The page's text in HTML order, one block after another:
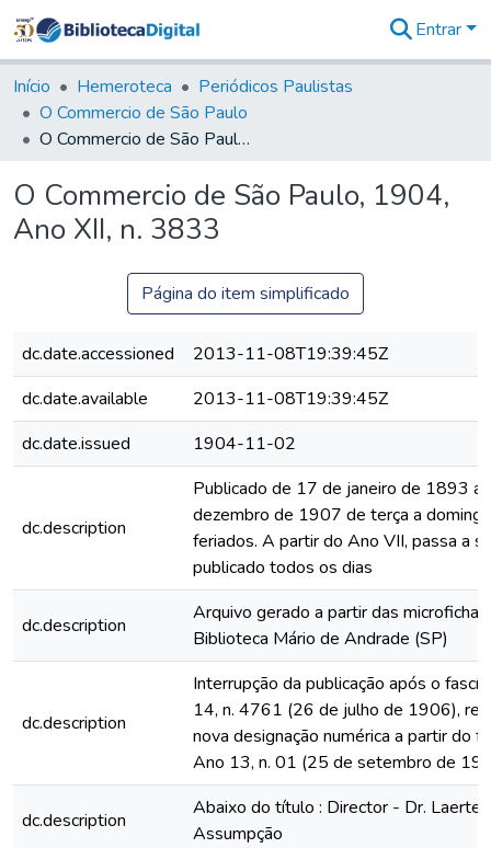
&
Coleções
Tudo na
Biblioteca
Estatísticas
Entrar
Início Hemeroteca
Periódicos Paulistas
O Commercio de São Paulo
O Commercio de São Paulo, 1904, Ano XII, n. 3833
O Commercio de São Paulo, 1904,
Ano XII, n. 3833
Página do item simplificado
dc.date.accessioned
2013-11-08T19:39:45Z
dc.date.available
2013-11-08T19:39:45Z
dc.date.issued
1904-11-02
dc.description
Publicado de 17 de janeiro de 1893 a
dezembro de 1907 de terça a
feriados. A partir do Ano VII, passa a
publicado todos os dias
dc.description
Arquivo gerado a partir das
Biblioteca Mário de Andrade (SP)
dc.description
Interrupção da publicação após o
14, n. 4761 (26 de julho de 1906),
nova designação numérica a partir do
Ano 13, n. 01 (25 de setembro de
dc.description
Abaixo do título : Director - Dr. Laerte
Assumpção